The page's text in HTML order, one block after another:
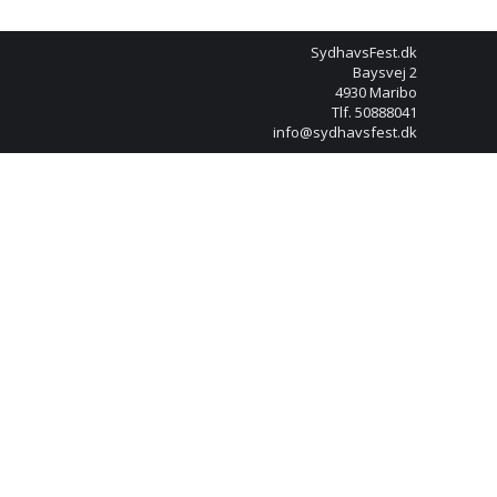
SydhavsFest.dk
Baysvej 2
4930 Maribo
Tlf. 50888041
info@sydhavsfest.dk